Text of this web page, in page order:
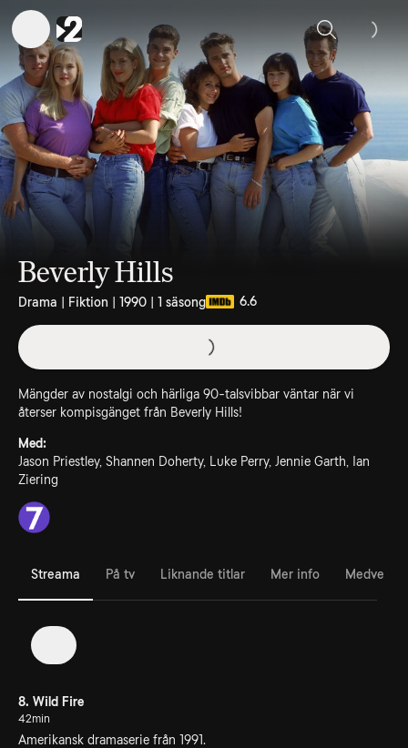
Sök
Beverly Hills
Drama | Fiktion | 1990 | 1 säsong 6.6
Mängder av nostalgi och härliga 90-talsvibbar väntar när vi
återser kompisgänget från Beverly Hills!
Med:
Jason Priestley, Shannen Doherty, Luke Perry, Jennie Garth, Ian
Ziering
Streama På tv Liknande titlar Mer info
8. Wild Fire
42min
Amerikansk dramaserie från 1991.